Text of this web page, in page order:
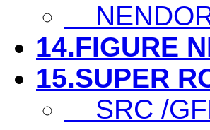
14.FIGURE
15.SUPER
SRC /